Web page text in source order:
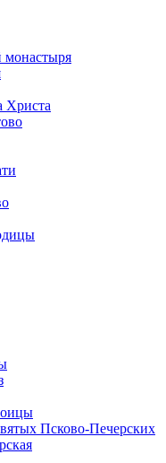
монастыря
Христа
Псково-Печерских